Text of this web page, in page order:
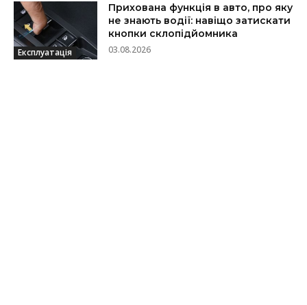
Експлуатація
Прихована функція в авто, про яку
не знають водії: навіщо затискати
кнопки склопідйомника
03.08.2026